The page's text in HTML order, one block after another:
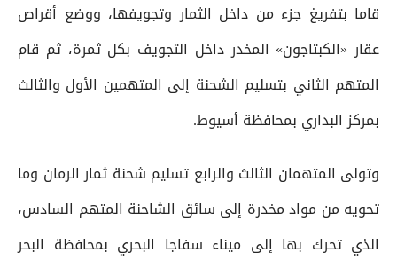
قاما بتفريغ جزء من داخل الثمار وتجويفها، ووضع أقراص
عقار «الكبتاجون» المخدر داخل التجويف بكل ثمرة، ثم قام
المتهم الثاني بتسليم الشحنة إلى المتهمين الأول والثالث
بمركز البداري بمحافظة أسيوط.
وتولى المتهمان الثالث والرابع تسليم شحنة ثمار الرمان وما
تحويه من مواد مخدرة إلى سائق الشاحنة المتهم السادس،
الذي تحرك بها إلى ميناء سفاجا البحري بمحافظة البحر